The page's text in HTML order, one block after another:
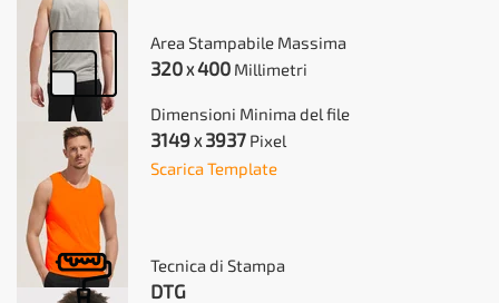
Area Stampabile Massima
320 X 400Millimetri
Dimensioni Minima del file
3149 X 3937Pixel
Scarica Template
Tecnica di Stampa
DTG